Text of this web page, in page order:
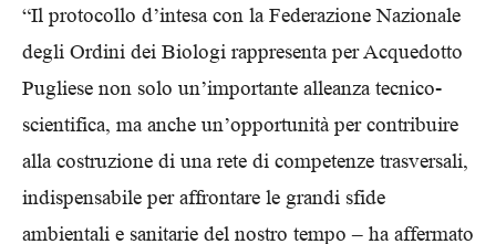
“Il protocollo d’intesa con la Federazione Nazionale
degli Ordini dei Biologi rappresenta per Acquedotto
Pugliese non solo un’importante alleanza tecnico-
scientifica, ma anche un’opportunità per contribuire
alla costruzione di una rete di competenze trasversali,
indispensabile per affrontare le grandi sfide
ambientali e sanitarie del nostro tempo – ha affermato